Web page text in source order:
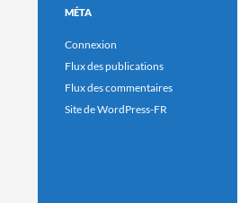
MÉTA
Connexion
Flux des publications
Flux des commentaires
Site de WordPress-FR